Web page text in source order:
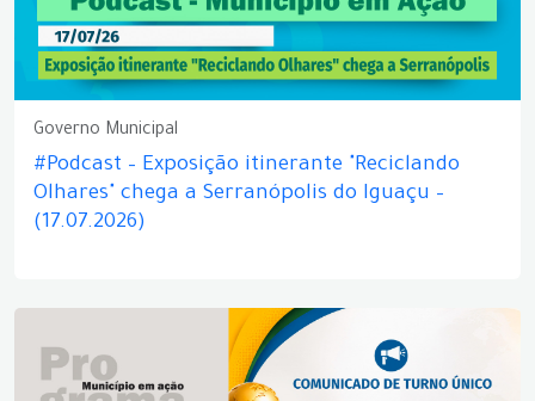
Governo Municipal
#Podcast – Exposição itinerante "Reciclando
Olhares" chega a Serranópolis do Iguaçu –
(17.07.2026)